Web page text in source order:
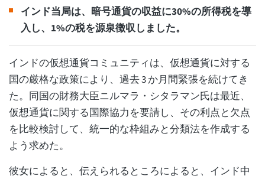
インド当局は、暗号通貨の収益に30%の所得税を導
入し、1%の税を源泉徴収しました。
インドの仮想通貨コミュニティは、仮想通貨に対する
国の厳格な政策により、過去 3 か月間緊張を続けてき
た。同国の財務大臣ニルマラ・シタラマン氏は最近、
仮想通貨に関する国際協力を要請し、その利点と欠点
を比較検討して、統一的な枠組みと分類法を作成する
よう求めた。
彼女によると、伝えられるところによると、インド中